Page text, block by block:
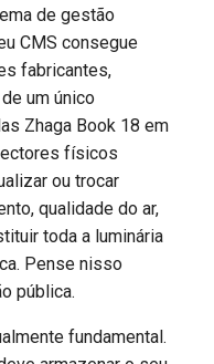
de gestão
CMS consegue
fabricantes,
um único
Zhaga Book 18 em
físicos
ou trocar
qualidade do ar,
toda a luminária
Pense nisso
pública.
fundamental.